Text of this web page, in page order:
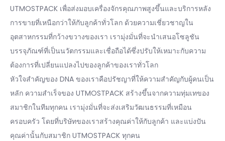
UTMOSTPACK เพื่อส่งมอบเครื่องจักรคุณภาพสูงขึ้นและบริการหลัง
การขายที่เหนือกว่าให้กับลูกค้าทั่วโลก ด้วยความเชี่ยวชาญใน
อุตสาหกรรมที่กว้างขวางของเรา เรามุ่งมั่นที่จะนำเสนอโซลูชัน
บรรจุภัณฑ์ที่เป็นนวัตกรรมและเชื่อถือได้ซึ่งปรับให้เหมาะกับความ
ต้องการที่เปลี่ยนแปลงไปของลูกค้าของเราทั่วโลก
หัวใจสำคัญของ DNA ของเราคือปรัชญาที่ให้ความสำคัญกับผู้คนเป็น
หลัก ความสำเร็จของ UTMOSTPACK สร้างขึ้นจากความทุ่มเทของ
สมาชิกในทีมทุกคน เรามุ่งมั่นที่จะส่งเสริมวัฒนธรรมที่เหมือน
ครอบครัว โดยที่บริษัทของเราสร้างคุณค่าให้กับลูกค้า และแบ่งปัน
คุณค่านั้นกับสมาชิก UTMOSTPACK ทุกคน